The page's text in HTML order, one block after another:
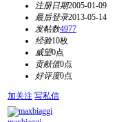
注册日期2005-01-09
最后登录2013-05-14
发帖数4977
经验10枚
威望0点
贡献值0点
好评度0点
加关注 写私信